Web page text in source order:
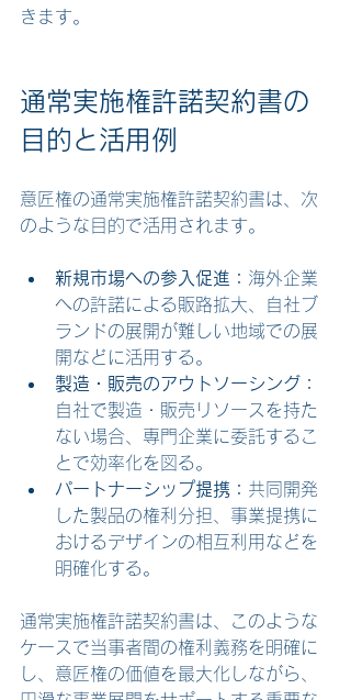
きます。
通常実施権許諾契約書の
目的と活用例
意匠権の通常実施権許諾契約書は、次
のような目的で活用されます。
新規市場への参入促進： 海外企業
への許諾による販路拡大、自社ブ
ランドの展開が難しい地域での展
開などに活用する。
製造・販売のアウトソーシング：
自社で製造・販売リソースを持た
ない場合、専門企業に委託するこ
とで効率化を図る。
パートナーシップ提携： 共同開発
した製品の権利分担、事業提携に
おけるデザインの相互利用などを
明確化する。
通常実施権許諾契約書は、このような
ケースで当事者間の権利義務を明確に
し、意匠権の価値を最大化しながら、